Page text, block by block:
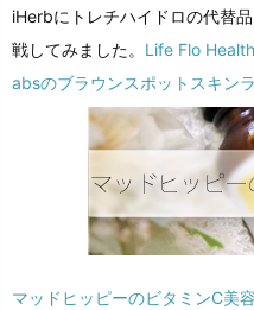
iHerbにトレチハイドロの代替
戦してみました。 Life Flo
absのブラウンスポットスキン
マッドヒッピーのビタミンC美